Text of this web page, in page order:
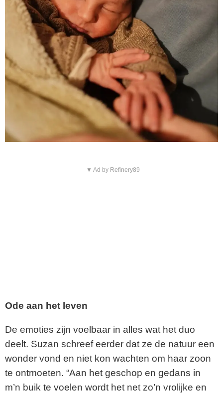
▼ Ad by Refinery89
Ode aan het leven
De emoties zijn voelbaar in alles wat het duo
deelt. Suzan schreef eerder dat ze de natuur een
wonder vond en niet kon wachten om haar zoon
te ontmoeten. “Aan het geschop en gedans in
m’n buik te voelen wordt het net zo’n vrolijke en